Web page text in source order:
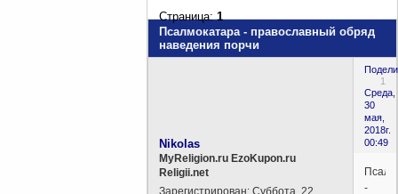
Псалмокатара - православный обряд
наведения порчи
Страница:1
1
Среда,
30
мая,
2018г.
00:49
Nikolas
MyReligion.ru EzoKupon.ru
Religii.net
Зарегистрирован: Суббота, 22
-